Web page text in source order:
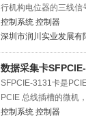
行机构电位器的三线信
控制系统 控制器
深圳市润川实业发展有
数据采集卡
SFPCIE-3131卡是
PCIE 总线插槽的微机
控制系统 控制器